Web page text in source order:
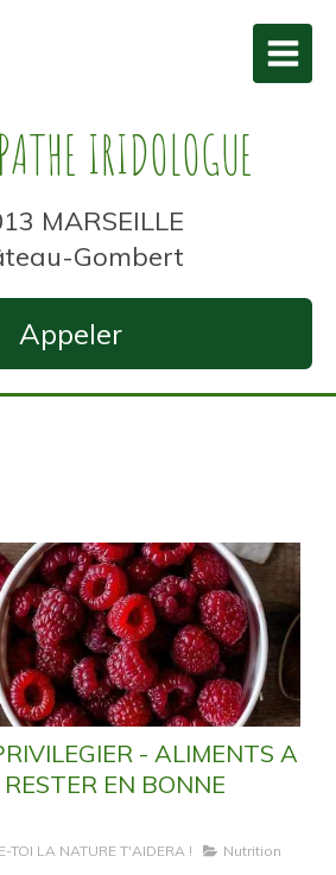
IRIDOLOGUE
MARSEILLE
Gombert
Appeler
- ALIMENTS A
EN BONNE
TOI LA NATURE T'AIDERA ! Nutrition